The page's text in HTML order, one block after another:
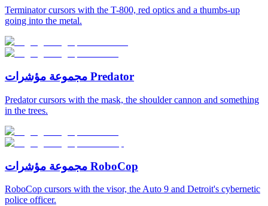
Terminator cursors with the T-800, red optics and a thumbs-up
going into the metal.
مجموعة مؤشرات Predator
Predator cursors with the mask, the shoulder cannon and something
in the trees.
مجموعة مؤشرات RoboCop
RoboCop cursors with the visor, the Auto 9 and Detroit's cybernetic
police officer.